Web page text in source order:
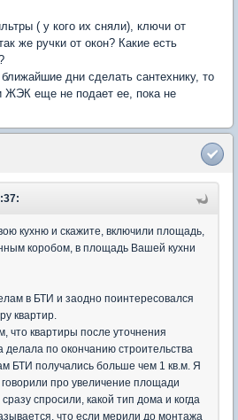
( у кого их сняли), ключи от
же ручки от окон? Какие есть
дни сделать сантехнику, то
ЖЭК еще не подает ее, пока не
кухню и скажите, включили площадь,
коробом, в площадь Вашей кухни
в БТИ и заодно поинтересовался
квартир.
что квартиры после уточнения
по окончанию строительства
БТИ получались больше чем 1 кв.м. Я
про увеличение площади
спросили, какой тип дома и когда
что если мерили до монтажа